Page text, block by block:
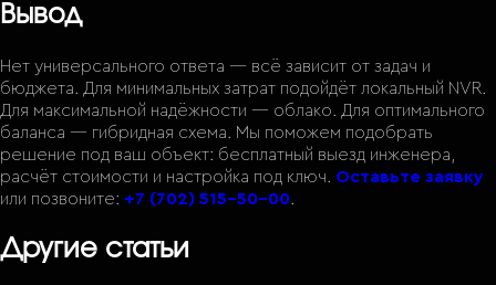
Вывод
Нет универсального ответа — всё зависит от задач и
бюджета. Для минимальных затрат подойдёт локальный NVR.
Для максимальной надёжности — облако. Для оптимального
баланса — гибридная схема. Мы поможем подобрать
решение под ваш объект: бесплатный выезд инженера,
расчёт стоимости и настройка под ключ. Оставьте заявку
или позвоните: +7 (702) 515-50-00.
Другие статьи